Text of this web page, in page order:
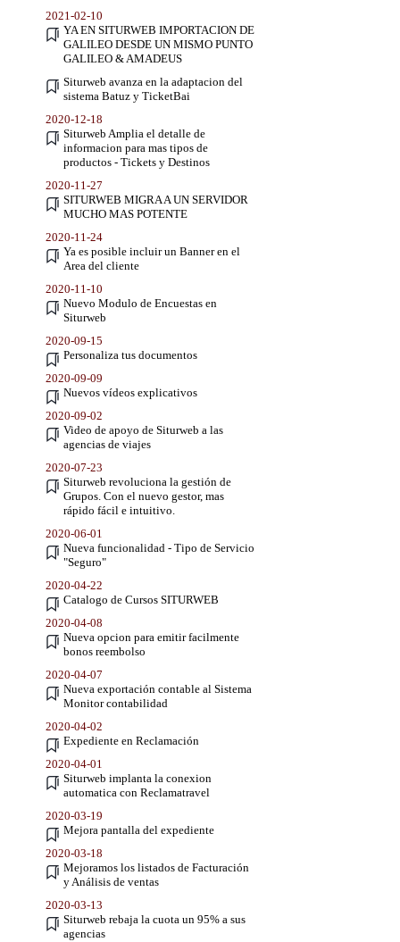
2021-02-10
YA EN SITURWEB IMPORTACION DE
GALILEO DESDE UN MISMO PUNTO
GALILEO & AMADEUS
Siturweb avanza en la adaptacion del
sistema Batuz y TicketBai
2020-12-18
Siturweb Amplia el detalle de
informacion para mas tipos de
productos - Tickets y Destinos
2020-11-27
SITURWEB MIGRA A UN SERVIDOR
MUCHO MAS POTENTE
2020-11-24
Ya es posible incluir un Banner en el
Area del cliente
2020-11-10
Nuevo Modulo de Encuestas en
Siturweb
2020-09-15
Personaliza tus documentos
2020-09-09
Nuevos vídeos explicativos
2020-09-02
Video de apoyo de Siturweb a las
agencias de viajes
2020-07-23
Siturweb revoluciona la gestión de
Grupos. Con el nuevo gestor, mas
rápido fácil e intuitivo.
2020-06-01
Nueva funcionalidad - Tipo de Servicio
"Seguro"
2020-04-22
Catalogo de Cursos SITURWEB
2020-04-08
Nueva opcion para emitir facilmente
bonos reembolso
2020-04-07
Nueva exportación contable al Sistema
Monitor contabilidad
2020-04-02
Expediente en Reclamación
2020-04-01
Siturweb implanta la conexion
automatica con Reclamatravel
2020-03-19
Mejora pantalla del expediente
2020-03-18
Mejoramos los listados de Facturación
y Análisis de ventas
2020-03-13
Siturweb rebaja la cuota un 95% a sus
agencias